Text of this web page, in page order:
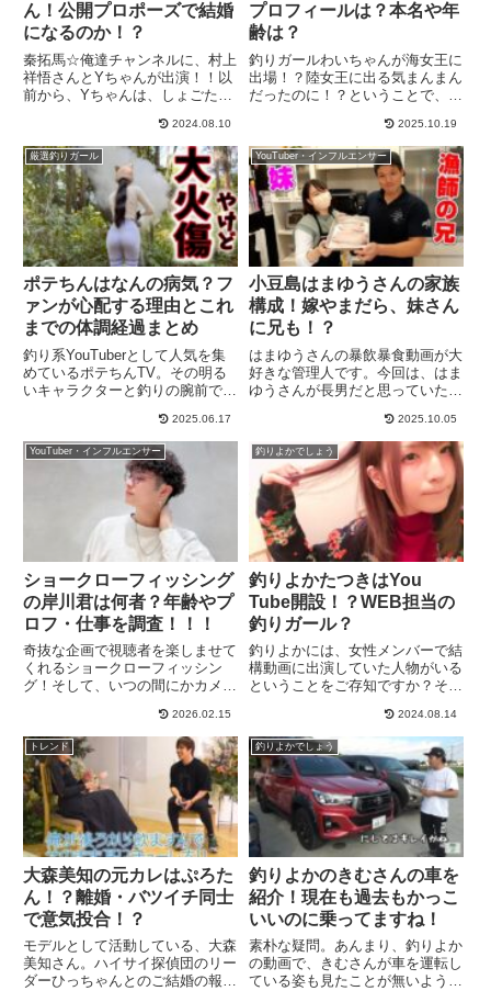
ん！公開プロポーズで結婚
になるのか！？
秦拓馬☆俺達チャンネルに、村上
祥悟さんとYちゃんが出演！！以
前から、Yちゃんは、しょごたん
ている人は、感じていましたよ
ね？どうやら、これは本当みたい
(^o^)いやぁ秦拓馬さんのちゃん
ねる、バス釣りだけではなく、...
2024.08.10
プロフィールは？本名や年
齢は？
釣りガールわいちゃんが海女王に
出場！？陸女王に出る気まんまん
だったのに！？ということで、海
んも一人雰囲気の違う感じなの
で、話題性もあるかも！！プロフ
ィール・本名・年齢、この釣りガ
ールは誰だよ！？何者なんだ！？
っ...
2025.10.19
厳選釣りガール
ポテちんはなんの病気？フ
ァンが心配する理由とこれ
までの体調経過まとめ
釣り系YouTuberとして人気を集
めているポテちんTV。その明る
いキャラクターと釣りの腕前で多
が、最近「体調不良」や「病気」
に関する検索がネット上で広がっ
ています。ファンの間では、「ポ
テちんは一体何の病気なの？...
2025.06.17
YouTuber・インフルエンサー
小豆島はまゆうさんの家族
構成！嫁やまだら、妹さん
に兄も！？
はまゆうさんの暴飲暴食動画が大
好きな管理人です。今回は、はま
ゆうさんが長男だと思っていた
したので、はまゆうさんの家族構
成について、まとめてみたいと思
います。結婚についても管理人
は、知らなかったけど、調べてい
たら...
2025.10.05
YouTuber・インフルエンサー
ショークローフィッシング
の岸川君は何者？年齢やプ
ロフ・仕事を調査！！！
奇抜な企画で視聴者を楽しませて
くれるショークローフィッシン
グ！そして、いつの間にかカメラ
ているカメラマンの岸川くん。は
て？岸川くんは何者なんだろう
か？年齢やプロフィールは？カメ
ラマン岸川くんについて調査して
みま...
2026.02.15
釣りよかでしょう
釣りよかたつきはYou
Tube開設！？WEB担当の
釣りガール？
釣りよかには、女性メンバーで結
構動画に出演していた人物がいる
ということをご存知ですか？その
物です。女性メンバーが居たとい
うことも、知らない人もいると思
うので、たつきさんがどんな人物
だったのか？釣りよかメンバー
と...
2024.08.14
トレンド
大森美知の元カレはぷろた
ん！？離婚・バツイチ同士
で意気投合！？
モデルとして活動している、大森
美知さん。ハイサイ探偵団のリー
ダーひっちゃんとのご結婚の報告
釣りよかでしょう
釣りよかのきむさんの車を
紹介！現在も過去もかっこ
いいのに乗ってますね！
素朴な疑問。あんまり、釣りよか
の動画で、きむさんが車を運転し
ている姿も見たことが無いよう